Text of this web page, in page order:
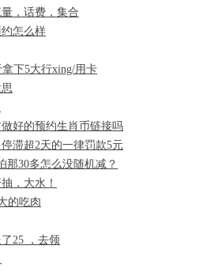
，话费，集合
怎么样
下5大行xing/用卡
好的预约生肖币链接吗
滞超2天的一律罚款5元
那30多怎么没随机减？
，大水！
的吃肉
25 ，去领